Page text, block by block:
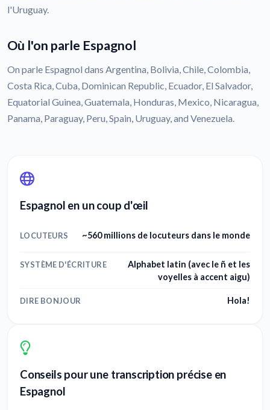
l'Uruguay.
Où l'on parle Espagnol
On parle Espagnol dans Argentina, Bolivia, Chile, Colombia,
Costa Rica, Cuba, Dominican Republic, Ecuador, El Salvador,
Equatorial Guinea, Guatemala, Honduras, Mexico, Nicaragua,
Panama, Paraguay, Peru, Spain, Uruguay, and Venezuela.
Espagnol en un coup d'œil
LOCUTEURS ~560 millions de locuteurs dans le monde
SYSTÈME D'ÉCRITURE
Alphabet latin (avec le ñ et les
voyelles à accent aigu)
DIRE BONJOUR Hola!
Conseils pour une transcription précise en
Espagnol